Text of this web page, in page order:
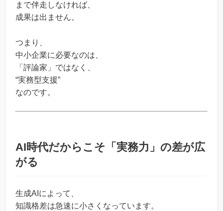
まで伴走しなければ、
成果は出ません。
つまり、
中小企業に必要なのは、
「評論家」ではなく、
“実務型支援”
なのです。
AI時代だからこそ「実務力」の差が広
がる
生成AIによって、
知識格差は急速に小さくなっています。